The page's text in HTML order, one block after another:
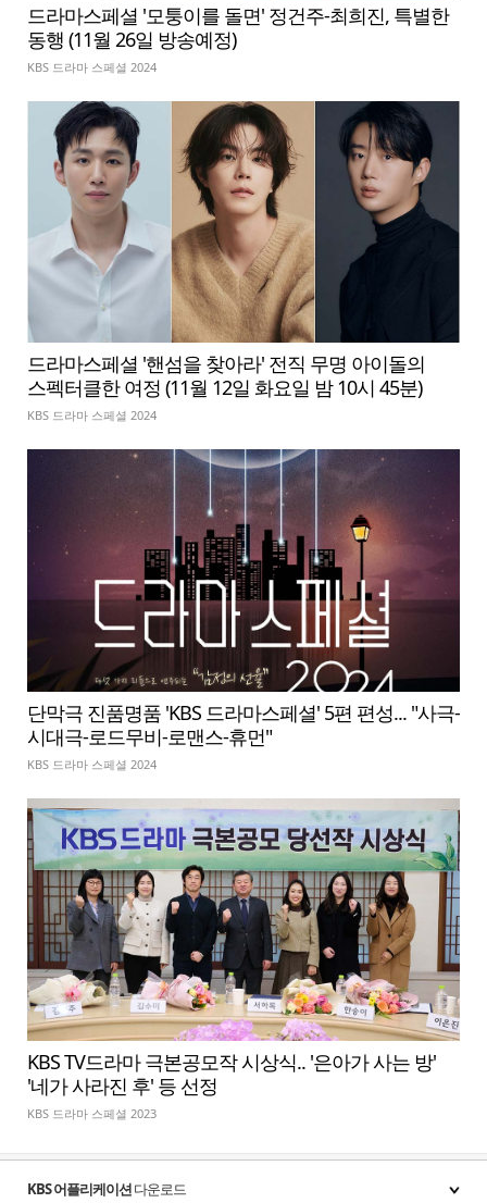
드라마스페셜 '모퉁이를 돌면' 정건주-최희진, 특별한
동행 (11월 26일 방송예정)
KBS 드라마 스페셜 2024
드라마스페셜 '핸섬을 찾아라' 전직 무명 아이돌의
스펙터클한 여정 (11월 12일 화요일 밤 10시 45분)
KBS 드라마 스페셜 2024
단막극 진품명품 'KBS 드라마스페셜' 5편 편성... "사극-
시대극-로드무비-로맨스-휴먼"
KBS 드라마 스페셜 2024
KBS TV드라마 극본공모작 시상식.. '은아가 사는 방'
'네가 사라진 후' 등 선정
KBS 드라마 스페셜 2023
KBS 어플리케이션다운로드